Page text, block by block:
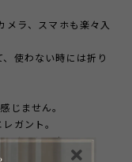
ラ、スマホも楽々入
使わない時には折り
じません。
ガント。
イテムです。